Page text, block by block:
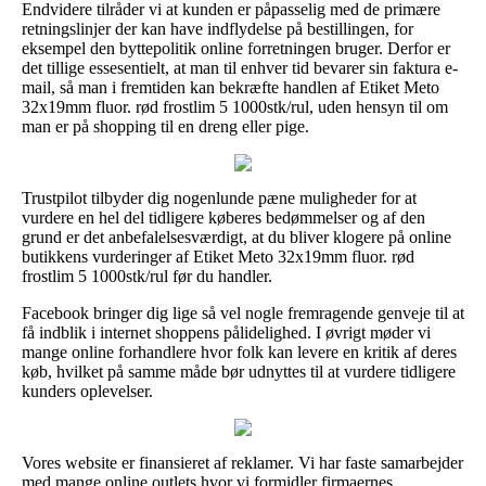
Endvidere tilråder vi at kunden er påpasselig med de primære
retningslinjer der kan have indflydelse på bestillingen, for
eksempel den byttepolitik online forretningen bruger. Derfor er
det tillige essesentielt, at man til enhver tid bevarer sin faktura e-
mail, så man i fremtiden kan bekræfte handlen af Etiket Meto
32x19mm fluor. rød frostlim 5 1000stk/rul, uden hensyn til om
man er på shopping til en dreng eller pige.
Trustpilot tilbyder dig nogenlunde pæne muligheder for at
vurdere en hel del tidligere køberes bedømmelser og af den
grund er det anbefalelsesværdigt, at du bliver klogere på online
butikkens vurderinger af Etiket Meto 32x19mm fluor. rød
frostlim 5 1000stk/rul før du handler.
Facebook bringer dig lige så vel nogle fremragende genveje til at
få indblik i internet shoppens pålidelighed. I øvrigt møder vi
mange online forhandlere hvor folk kan levere en kritik af deres
køb, hvilket på samme måde bør udnyttes til at vurdere tidligere
kunders oplevelser.
Vores website er finansieret af reklamer. Vi har faste samarbejder
med mange online outlets hvor vi formidler firmaernes